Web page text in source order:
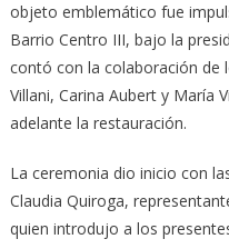
objeto emblemático fue
Barrio Centro III, bajo la
contó con la colaboración de
Villani, Carina Aubert y María
adelante la restauración.
La ceremonia dio inicio con
Claudia Quiroga,
quien introdujo a los